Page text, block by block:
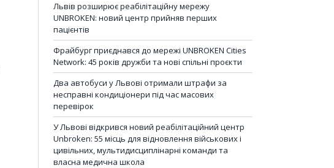
Львів розширює реабілітаційну мережу
UNBROKEN: новий центр прийняв перших
пацієнтів
Фрайбург приєднався до мережі UNBROKEN Cities
Network: 45 років дружби та нові спільні проєкти
Два автобуси у Львові отримали штрафи за
несправні кондиціонери під час масових
перевірок
У Львові відкрився новий реабілітаційний центр
Unbroken: 55 місць для відновлення військових і
цивільних, мультидисциплінарні команди та
власна медична школа